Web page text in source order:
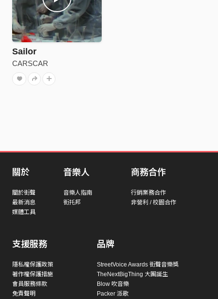
Sailor
CARSCAR
關於
關於街聲
最新消息
媒體工具
音樂人
音樂人指南
街托邦
商務合作
行銷業務合作
非營利 / 校園合作
支援服務
隱私權保護政策
著作權保護措施
會員服務條款
免責聲明
品牌
StreetVoice Awards 街聲音樂獎
TheNextBigThing 大團誕生
Blow 吹音樂
Packer 派歌